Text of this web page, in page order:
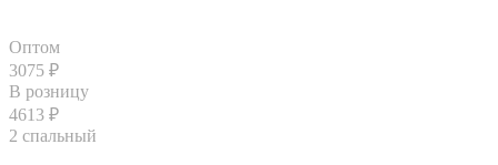
Оптом
3075 ₽
В розницу
4613 ₽
2 спальный